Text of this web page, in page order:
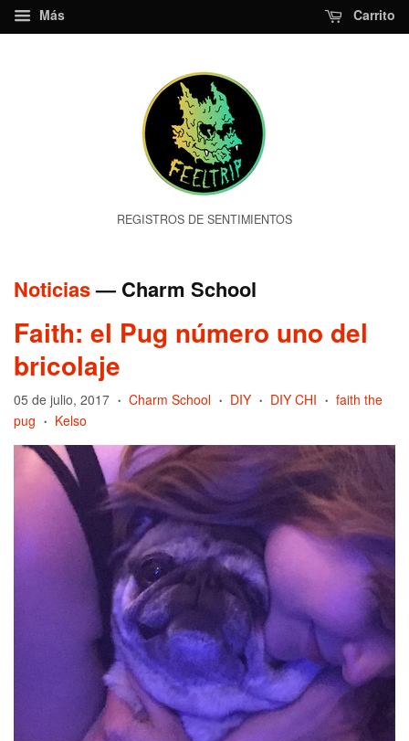
Más Carrito
REGISTROS DE SENTIMIENTOS
Noticias— Charm School
Faith: el Pug número uno del
bricolaje
05 de julio, 2017 • Charm School • DIY • DIY CHI •
faith the
pug
• Kelso